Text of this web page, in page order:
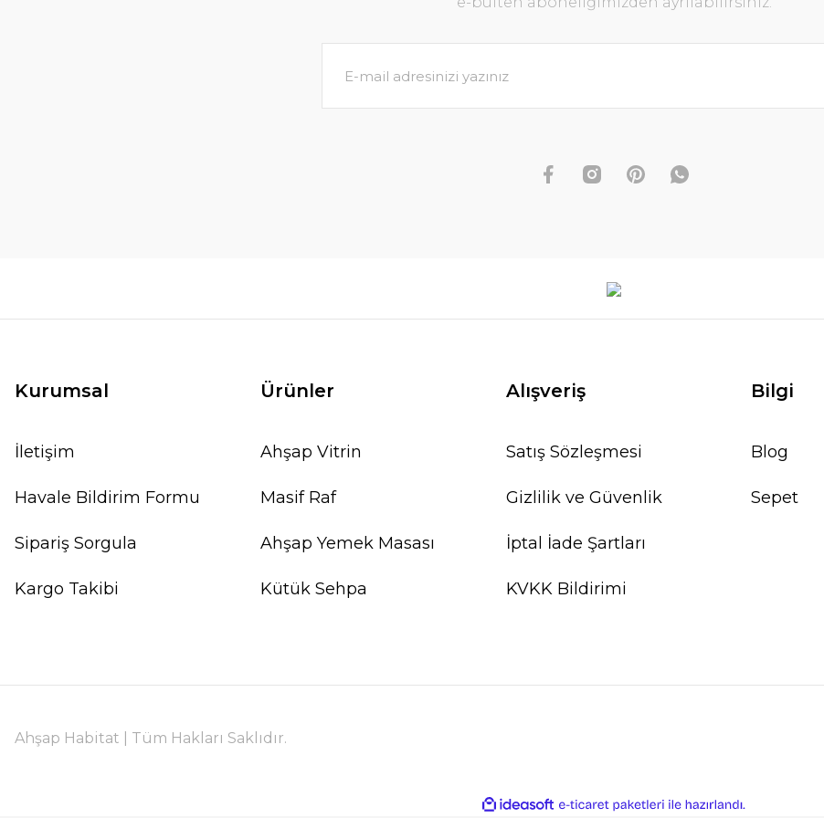
Kurumsal
İletişim
Havale Bildirim Formu
Sipariş Sorgula
Kargo Takibi
Ürünler
Ahşap Vitrin
Masif Raf
Ahşap Yemek Masası
Kütük Sehpa
Alışveriş
Satış Sözleşmesi
Gizlilik ve Güvenlik
İptal İade Şartları
KVKK Bildirimi
Bilgi
Blog
Sepet
Ahşap Habitat | Tüm Hakları Saklıdır.
ideasoft
e-